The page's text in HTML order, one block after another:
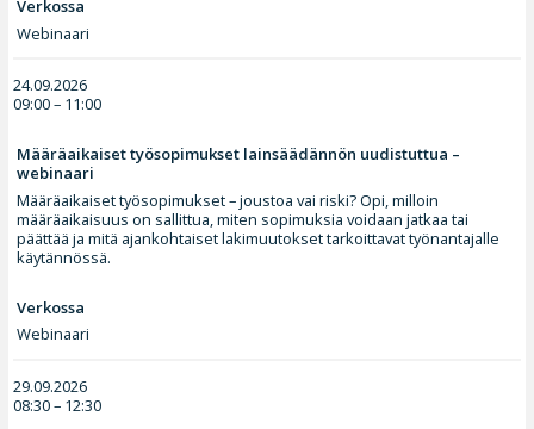
Verkossa
Webinaari
24.09.2026
09:00 – 11:00
Määräaikaiset työsopimukset lainsäädännön uudistuttua –
webinaari
Määräaikaiset työsopimukset – joustoa vai riski? Opi, milloin
määräaikaisuus on sallittua, miten sopimuksia voidaan jatkaa tai
päättää ja mitä ajankohtaiset lakimuutokset tarkoittavat työnantajalle
käytännössä.
Verkossa
Webinaari
29.09.2026
08:30 – 12:30